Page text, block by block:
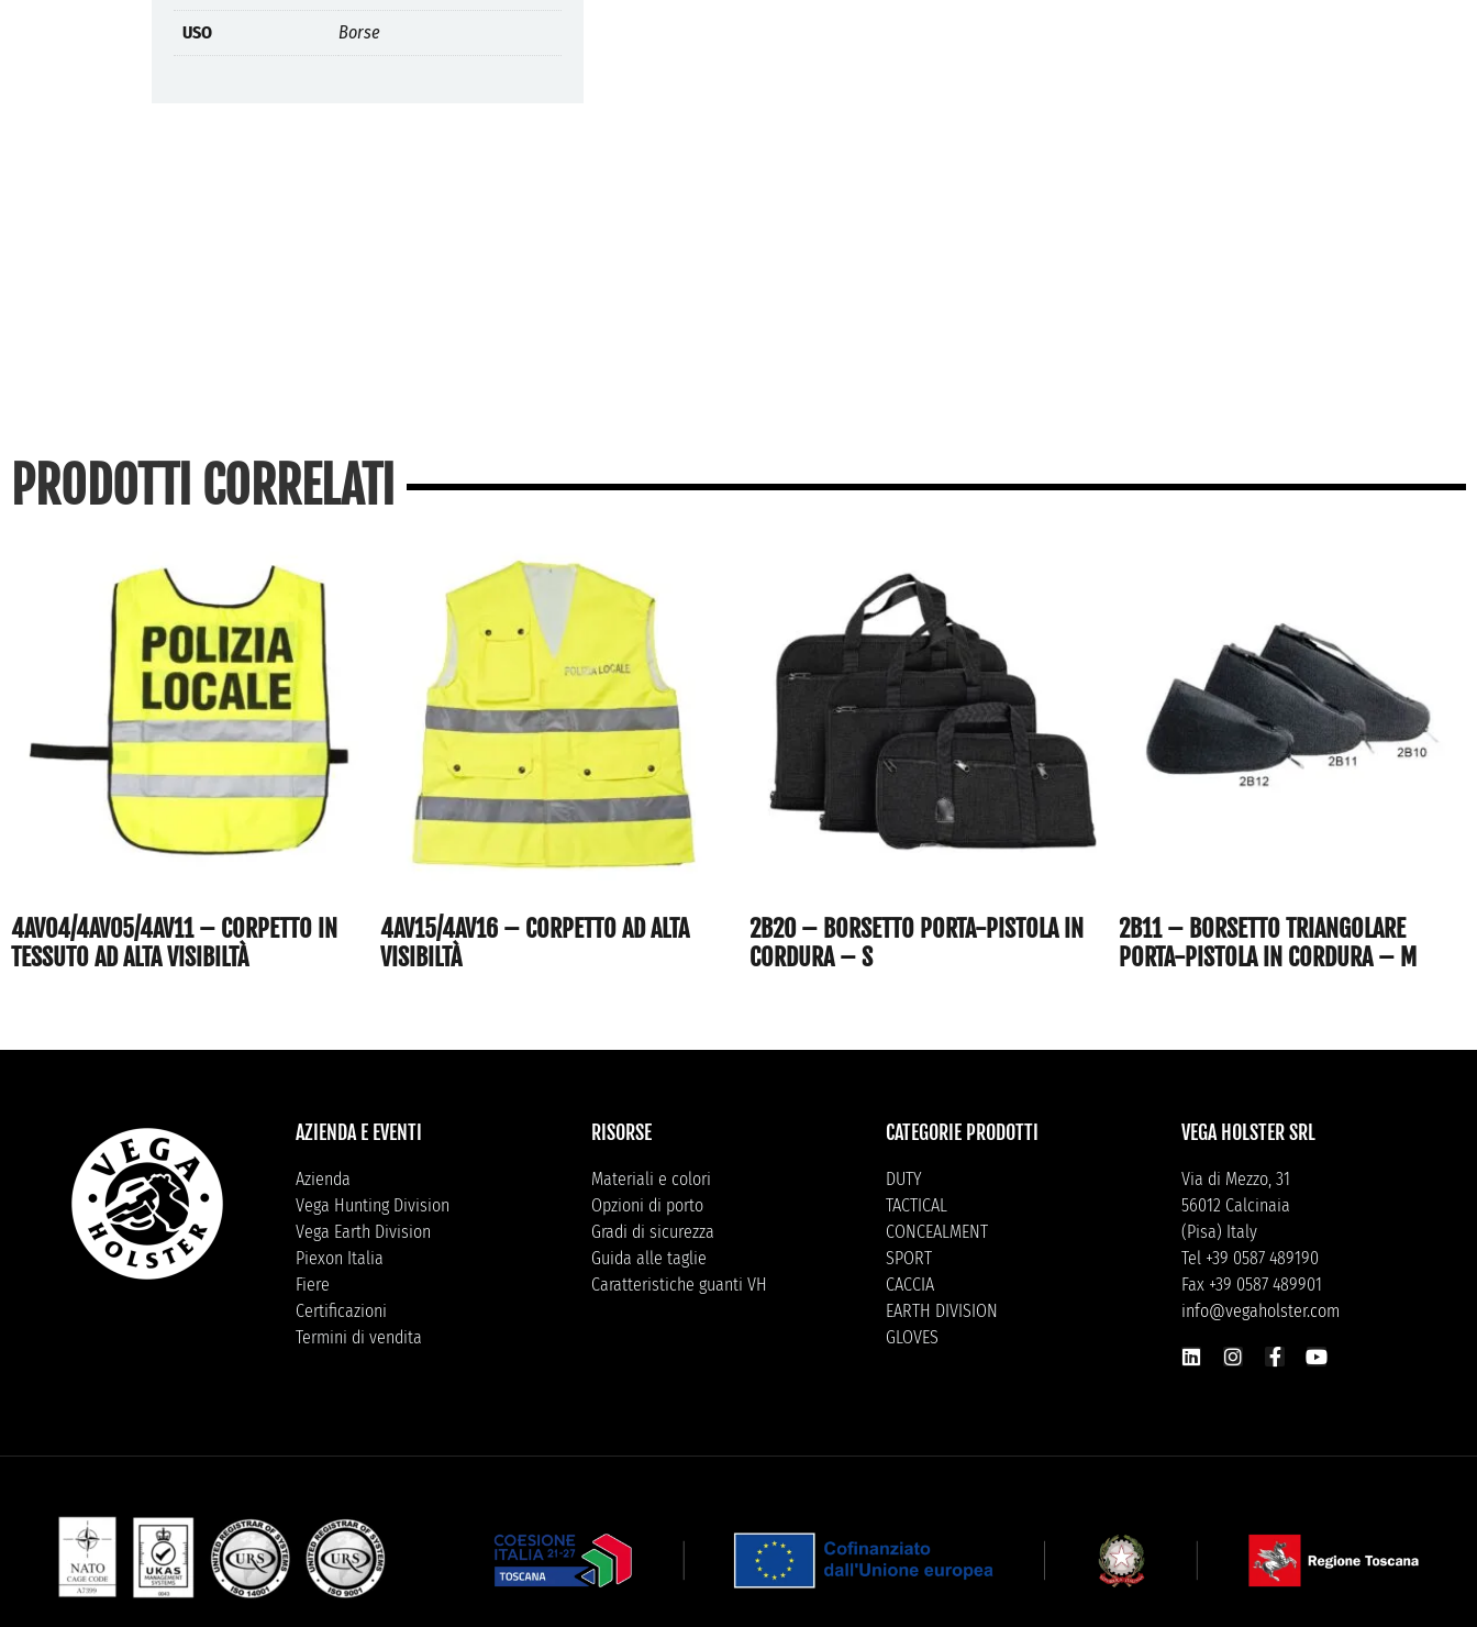
USO Borse
PRODOTTI CORRELATI
4AV04/4AV05/4AV11 – CORPETTO IN
TESSUTO AD ALTA VISIBILTÀ
4AV15/4AV16 – CORPETTO AD ALTA
VISIBILTÀ
2B20 – BORSETTO PORTA-PISTOLA IN
CORDURA – S
2B11 – BORSETTO TRIANGOLARE
PORTA-PISTOLA IN CORDURA – M
AZIENDA E EVENTI
Azienda
Vega Hunting Division
Vega Earth Division
Piexon Italia
Fiere
Certificazioni
Termini di vendita
RISORSE
Materiali e colori
Opzioni di porto
Gradi di sicurezza
Guida alle taglie
Caratteristiche guanti VH
CATEGORIE PRODOTTI
DUTY
TACTICAL
CONCEALMENT
SPORT
CACCIA
EARTH DIVISION
GLOVES
VEGA HOLSTER SRL
Via di Mezzo, 31
56012 Calcinaia
(Pisa) Italy
Tel +39 0587 489190
Fax +39 0587 489901
info@vegaholster.com